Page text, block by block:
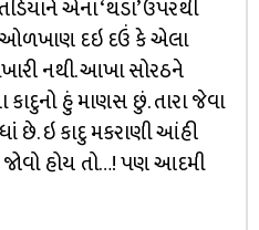
એના ‘થડા’ ઉપરથી
ઓળખાણ દઇ દઉં કે એલા
નથી. આખા સોરઠને
કાદુનો હું માણસ છું. તારા જેવા
છે. ઇ કાદુ મકરાણી આંહી
હોય તો…! પણ આદમી